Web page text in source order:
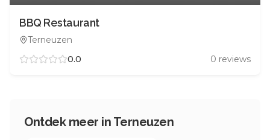
BBQ Restaurant
Terneuzen
0.0
0 reviews
Ontdek meer in Terneuzen